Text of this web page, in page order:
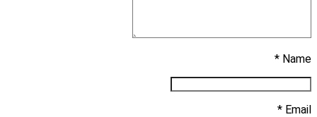
Name *
Email *